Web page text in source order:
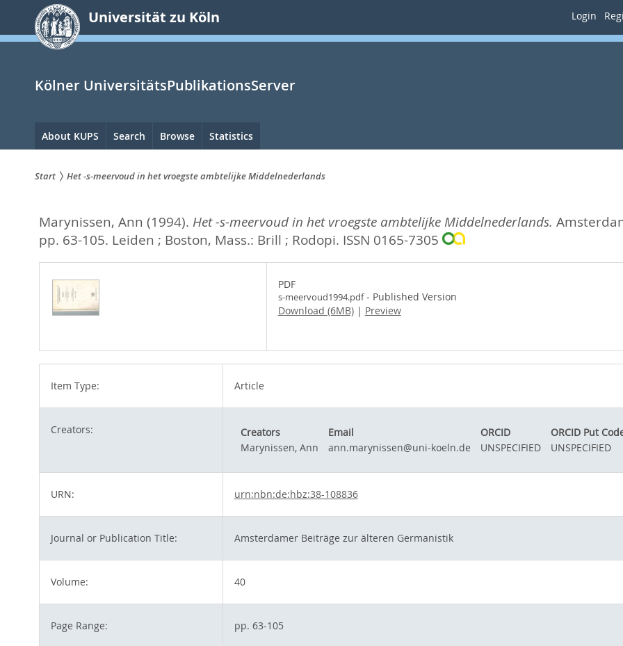
springen
Universität zu Köln Login
Kölner UniversitätsPublikationsServer
Hauptnavigation
About KUPS Search Browse Statistics
sind
hier:
Start Het -s-meervoud in het vroegste ambtelijke Middelnederlands
Marynissen, Ann (1994). Het -s-meervoud in het vroegste ambtelijke Middelnederlands.
pp. 63-105. Leiden ; Boston, Mass.: Brill ; Rodopi. ISSN 0165-7305
PDF
s-meervoud1994.pdf- Published Version
Download (6MB)| Preview
Item Type: Article
Creators: Creators Email ORCID
ORCID Put
Marynissen, Ann
ann.marynissen@uni-koeln.de UNSPECIFIED UNSPECIFIED
URN: urn:nbn:de:hbz:38-108836
Journal or Publication Title: Amsterdamer Beiträge zur älteren Germanistik
Volume: 40
Page Range: pp. 63-105